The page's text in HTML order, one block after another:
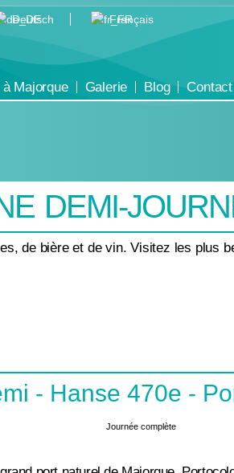
Deutsch Français
Majorque Galerie Blog Contact
DEMI-
de bière et de vin. Visitez les plus
- Hanse 470e -